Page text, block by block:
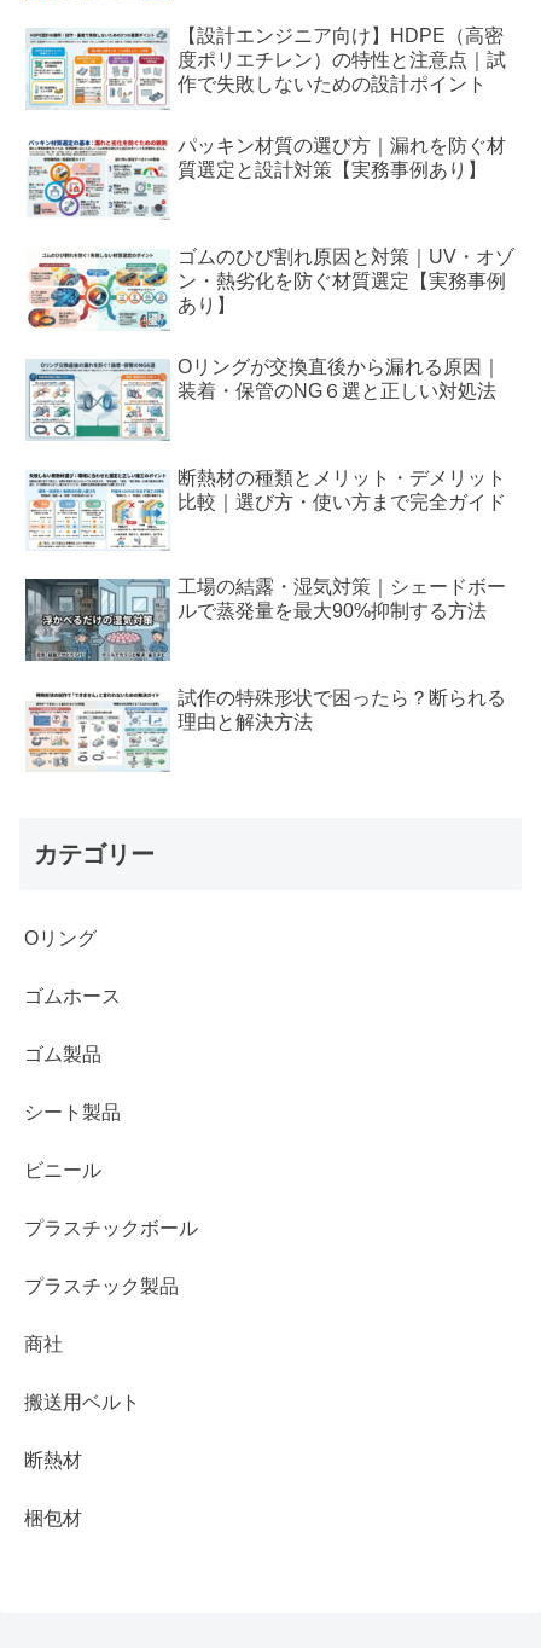
【設計エンジニア向け】HDPE（高密
度ポリエチレン）の特性と注意点｜試
作で失敗しないための設計ポイント
パッキン材質の選び方｜漏れを防ぐ材
質選定と設計対策【実務事例あり】
ゴムのひび割れ原因と対策｜UV・オゾ
ン・熱劣化を防ぐ材質選定【実務事例
あり】
Oリングが交換直後から漏れる原因｜
装着・保管のNG６選と正しい対処法
断熱材の種類とメリット・デメリット
比較｜選び方・使い方まで完全ガイド
工場の結露・湿気対策｜シェードボー
ルで蒸発量を最大90%抑制する方法
試作の特殊形状で困ったら？断られる
理由と解決方法
カテゴリー
Oリング
ゴムホース
ゴム製品
シート製品
ビニール
プラスチックボール
プラスチック製品
商社
搬送用ベルト
断熱材
梱包材